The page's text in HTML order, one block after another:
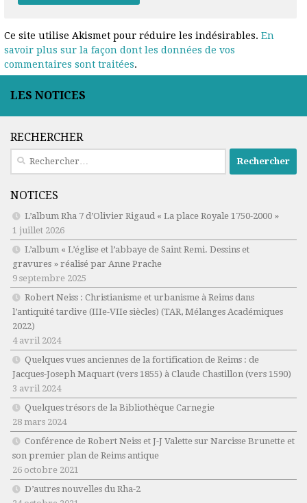
Ce site utilise Akismet pour réduire les indésirables.En
savoir plus sur la façon dont les données de vos
commentaires sont traitées.
LES NOTICES
RECHERCHER
Rechercher :
NOTICES
L’album Rha 7 d’Olivier Rigaud « La place Royale 1750-2000 »
1 juillet 2026
L’album « L’église et l’abbaye de Saint Remi. Dessins et
gravures » réalisé par Anne Prache
9 septembre 2025
Robert Neiss : Christianisme et urbanisme à Reims dans
l’antiquité tardive (IIIe-VIIe siècles) (TAR, Mélanges Académiques
2022)
4 avril 2024
Quelques vues anciennes de la fortification de Reims : de
Jacques-Joseph Maquart (vers 1855) à Claude Chastillon (vers 1590)
3 avril 2024
Quelques trésors de la Bibliothèque Carnegie
28 mars 2024
Conférence de Robert Neiss et J-J Valette sur Narcisse Brunette et
son premier plan de Reims antique
26 octobre 2021
D’autres nouvelles du Rha-2